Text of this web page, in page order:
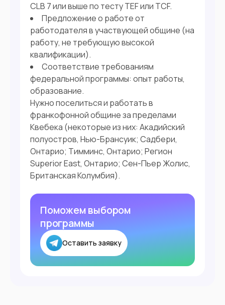
CLB 7 или выше по тесту TEF или TCF.
Предложение о работе от
работодателя в участвующей общине (на
работу, не требующую высокой
квалификации).
Соответствие требованиям
федеральной программы: опыт работы,
образование.
Нужно поселиться и работать в
франкофонной общине за пределами
Квебека (некоторые из них: Акадийский
полуостров, Нью-Брансуик; Садбери,
Онтарио; Тимминс, Онтарио; Регион
Superior East, Онтарио; Сен-Пьер Жолис,
Британская Колумбия).
Поможем выбором
программы
Оставить заявку